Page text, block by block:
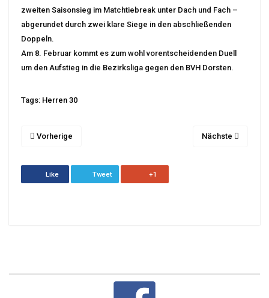
zweiten Saisonsieg im Matchtiebreak unter Dach und Fach –
abgerundet durch zwei klare Siege in den abschließenden
Doppeln.
Am 8. Februar kommt es zum wohl vorentscheidenden Duell
um den Aufstieg in die Bezirksliga gegen den BVH Dorsten.
Tags: Herren 30
Vorherige Nächste
Like Tweet +1